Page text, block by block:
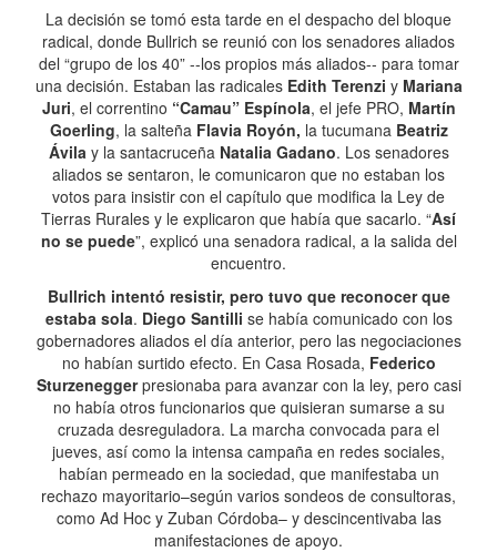
La decisión se tomó esta tarde en el despacho del bloque
radical, donde Bullrich se reunió con los senadores aliados
del “grupo de los 40” --los propios más aliados-- para tomar
una decisión. Estaban las radicales Edith Terenzi y Mariana
Juri, el correntino “Camau” Espínola, el jefe PRO, Martín
Goerling, la salteña Flavia Royón, la tucumana Beatriz
Ávilay la santacruceñaNatalia Gadano. Los senadores
aliados se sentaron, le comunicaron que no estaban los
votos para insistir con el capítulo que modifica la Ley de
Tierras Rurales y le explicaron que había que sacarlo. “Así
no se puede”, explicó una senadora radical, a la salida del
encuentro.
Bullrich intentó resistir, pero tuvo que reconocer que
estaba sola. Diego Santilli se había comunicado con los
gobernadores aliados el día anterior, pero las negociaciones
no habían surtido efecto. En Casa Rosada, Federico
Sturzeneggerpresionaba para avanzar con la ley, pero casi
no había otros funcionarios que quisieran sumarse a su
cruzada desreguladora. La marcha convocada para el
jueves, así como la intensa campaña en redes sociales,
habían permeado en la sociedad, que manifestaba un
rechazo mayoritario–según varios sondeos de consultoras,
como Ad Hoc y Zuban Córdoba– y descincentivaba las
manifestaciones de apoyo.